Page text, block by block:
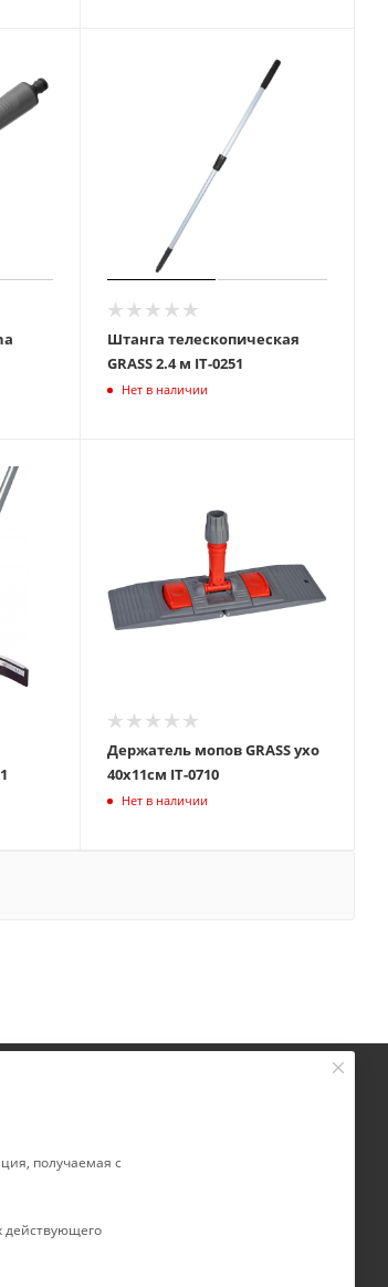
Штанга телескопическая
GRASS 2.4 м IT-0251
Нет в наличии
Держатель мопов GRASS ухо
40х11см IT-0710
Нет в наличии
company@rebase-union.ru
121
получаемая с
действующего